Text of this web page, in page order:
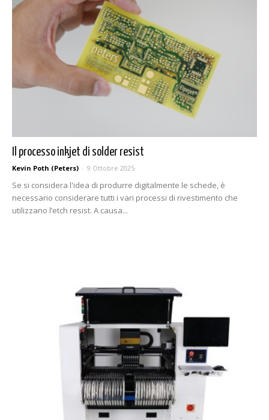
Il processo inkjet di solder resist
Kevin Poth (Peters) - 9 Ottobre 2025
Se si considera l'idea di produrre digitalmente le schede, è
necessario considerare tutti i vari processi di rivestimento che
utilizzano l’etch resist. A causa...